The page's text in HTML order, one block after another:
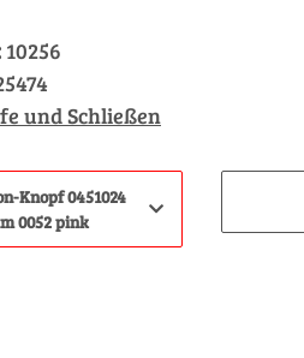
10256
und Schließen
Knopf 0451024
0052 pink